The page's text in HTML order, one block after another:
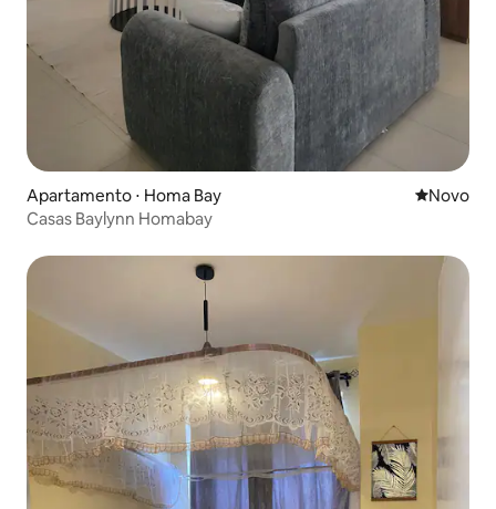
Apartamento ⋅ Homa Bay Novo
Novo
Casas Baylynn Homabay